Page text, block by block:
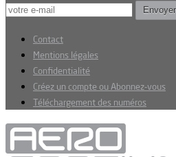
Contact
Mentions légales
Confidentialité
Créez un compte ou Abonnez-vous
Téléchargement des numéros